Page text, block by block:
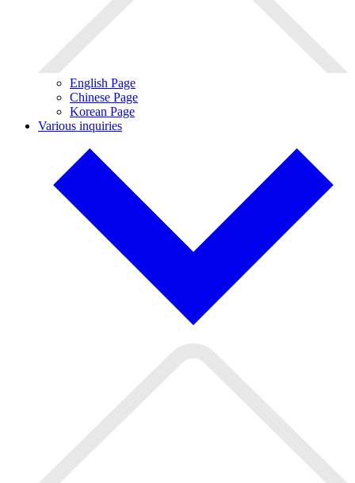
English Page
Chinese Page
Korean Page
Various inquiries